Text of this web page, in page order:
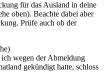
für das Ausland in deine
oben). Beachte dabei aber
Prüfe auch ob der
wegen der Abmeldung
gekündigt hatte, schloss